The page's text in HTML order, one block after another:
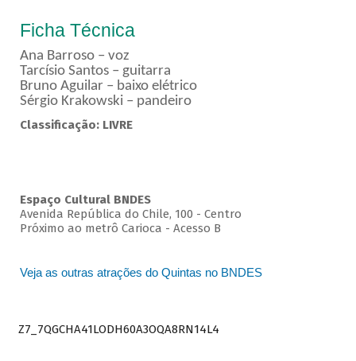
Ficha Técnica
Ana Barroso – voz
Tarcísio Santos – guitarra
Bruno Aguilar – baixo elétrico
Sérgio Krakowski – pandeiro
Classificação: LIVRE
Espaço Cultural BNDES
Avenida República do Chile, 100 - Centro
Próximo ao metrô Carioca - Acesso B
Veja as outras atrações do Quintas no BNDES
Z7_7QGCHA41LODH60A3OQA8RN14L4